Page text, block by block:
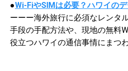
●Wi-FiやSIMは必要？ハワイの
ーーー海外旅行に必須なレンタ
手段の手配方法や、現地の無料
役立つハワイの通信事情にまつ